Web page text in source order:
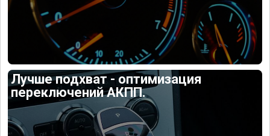
Лучше подхват - оптимизация
переключений АКПП.